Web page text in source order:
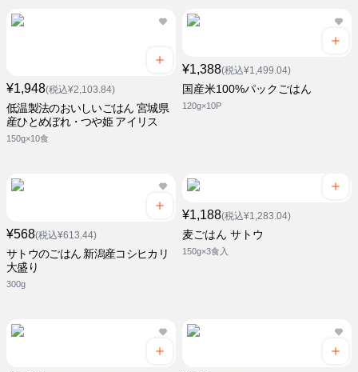
¥1,948(税込¥2,103.84)
低温製法のおいしいごはん 宮城県
産ひとめぼれ・つや姫 アイリス
150g×10食
¥1,388(税込¥1,499.04)
国産米100%パックごはん
120g×10P
¥568(税込¥613.44)
サトウのごはん 新潟産コシヒカリ
大盛り
300g
¥1,188(税込¥1,283.04)
麦ごはん サトウ
150g×3食入